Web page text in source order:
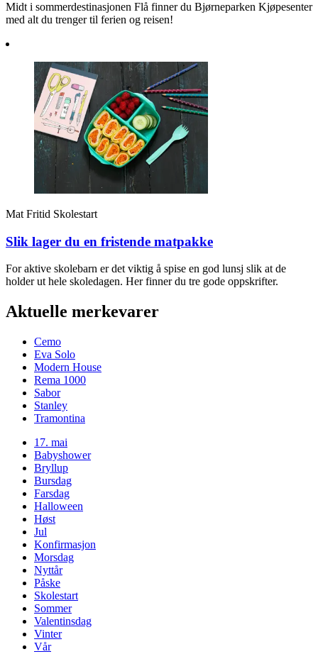
Midt i sommerdestinasjonen Flå finner du Bjørneparken Kjøpesenter
med alt du trenger til ferien og reisen!
Mat Fritid Skolestart
Slik lager du en fristende matpakke
For aktive skolebarn er det viktig å spise en god lunsj slik at de
holder ut hele skoledagen. Her finner du tre gode oppskrifter.
Aktuelle merkevarer
Cemo
Eva Solo
Modern House
Rema 1000
Sabor
Stanley
Tramontina
17. mai
Babyshower
Bryllup
Bursdag
Farsdag
Halloween
Høst
Jul
Konfirmasjon
Morsdag
Nyttår
Påske
Skolestart
Sommer
Valentinsdag
Vinter
Vår